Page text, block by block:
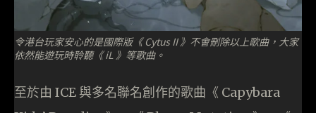
令港台玩家安心的是國際版《 Cytus II 》不會刪除以上歌曲，大家
依然能遊玩時聆聽《 iL 》等歌曲。
至於由 ICE 與多名聯名創作的歌曲《 Capybara